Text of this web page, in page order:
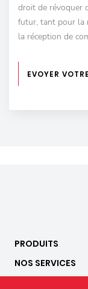
droit de révoquer
futur, tant pour la
la réception de
EVOYER
PRODUITS
NOS SERVICES